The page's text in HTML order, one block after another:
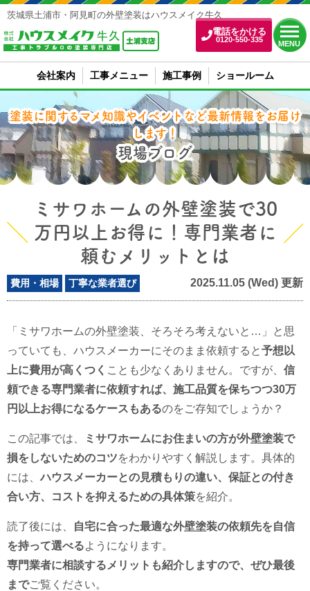
電話をかける
0120-550-335
MENU
茨城県土浦市・阿見町の外壁塗装はハウスメイク牛久
会社案内 工事メニュー 施工事例 ショールーム
塗装に関するマメ知識やイベントなど最新情報をお届け
します！
現場ブログ
ミサワホームの外壁塗装で30
万円以上お得に！専門業者に
頼むメリットとは
費用・相場 丁寧な業者選び 2025.11.05 (Wed) 更新
「ミサワホームの外壁塗装、そろそろ考えないと…」と思
っていても、ハウスメーカーにそのまま依頼すると予想以
上に費用が高くつく ことも少なくありません。ですが、 信
頼できる専門業者に依頼すれば、施工品質を保ちつつ30万
円以上お得になるケースもあるのをご存知でしょうか？
この記事では、
ミサワホームにお住まいの方が外壁塗装で
損をしないためのコツをわかりやすく解説します。具体的
には、ハウスメーカーとの見積もりの違い、保証との付き
合い方、コストを抑えるための具体策を紹介。
読了後には、
自宅に合った最適な外壁塗装の依頼先を自信
を持って選べるようになります。
専門業者に相談するメリットも紹介しますので、ぜひ最後
までご覧ください。